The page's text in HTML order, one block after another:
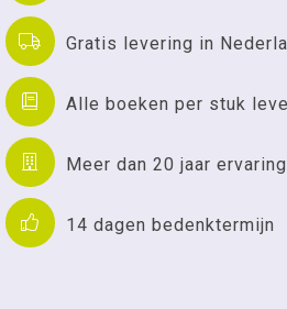
Gratis levering in
Alle boeken per stuk
Meer dan 20 jaar ervaring
14 dagen bedenktermijn